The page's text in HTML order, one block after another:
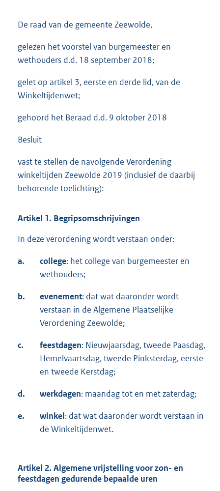
De raad van de gemeente Zeewolde,
gelezen het voorstel van burgemeester en
wethouders d.d. 18 september 2018;
gelet op artikel 3, eerste en derde lid, van de
Winkeltijdenwet;
gehoord het Beraad d.d. 9 oktober 2018
Besluit
vast te stellen de navolgende Verordening
winkeltijden Zeewolde 2019 (inclusief de daarbij
behorende toelichting):
Artikel 1. Begripsomschrijvingen
In deze verordening wordt verstaan onder:
a. college: het college van burgemeester en
wethouders;
b. evenement: dat wat daaronder wordt
verstaan in de Algemene Plaatselijke
Verordening Zeewolde;
c. feestdagen: Nieuwjaarsdag, tweede Paasdag,
Hemelvaartsdag, tweede Pinksterdag, eerste
en tweede Kerstdag;
d. werkdagen: maandag tot en met zaterdag;
e. winkel: dat wat daaronder wordt verstaan in
de Winkeltijdenwet.
Artikel 2. Algemene vrijstelling voor zon- en
feestdagen gedurende bepaalde uren